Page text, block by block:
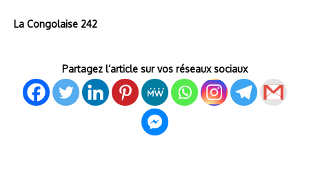
La Congolaise 242
Partagez l’article sur vos réseaux sociaux